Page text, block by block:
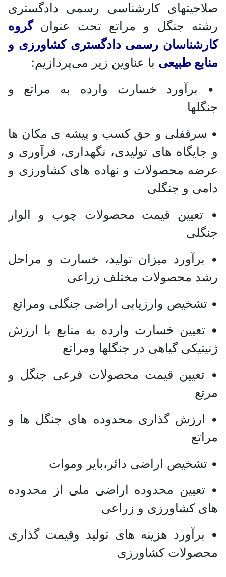
صلاحیتهای کارشناسی رسمی دادگستری
رشته جنگل و مراتع تحت عنوانگروه
کارشناسان رسمی دادگستری کشاورزی و
منابع طبیعی با عناوین زیر می‌پردازیم:
• برآورد خسارت وارده به مراتع و
جنگلها
• سرقفلی و حق کسب و پیشه ی مکان ها
و جایگاه های تولیدی، نگهداری، فرآوری و
عرضه محصولات و نهاده های کشاورزی و
دامی و جنگلی
• تعیین قیمت محصولات چوب و الوار
جنگلی
• برآورد میزان تولید، خسارت و مراحل
رشد محصولات مختلف زراعی
• تشخیص وارزیابی اراضی جنگلی ومراتع
• تعیین خسارت وارده به منابع با ارزش
ژنیتیکی گیاهی در جنگلها ومراتع
• تعیین قیمت محصولات فرعی جنگل و
مرتع
• ارزش گذاری محدوده های جنگل ها و
مراتع
• تشخیص اراضی دائر،بایر وموات
• تعیین محدوده اراضی ملی از محدوده
های کشاورزی و زراعی
• برآورد هزینه های تولید وقیمت گذاری
محصولات کشاورزی